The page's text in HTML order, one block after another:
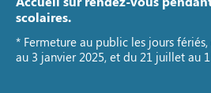
scolaires.
* Fermeture au public les jours
au 3 janvier 2025, et du 21 juillet au